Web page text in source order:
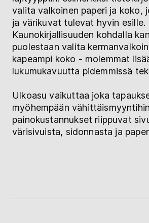
valita valkoinen paperi ja koko,
ja värikuvat tulevat hyvin esille.
Kaunokirjallisuuden kohdalla
puolestaan valita
kapeampi koko - molemmat
lukumukavuutta pidemmissä
Ulkoasu vaikuttaa joka
myöhempään
painokustannukset riippuvat
värisivuista, sidonnasta ja